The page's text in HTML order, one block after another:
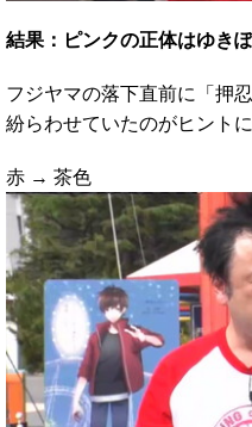
結果：ピンクの正体はゆき
フジヤマの落下直前に「押
紛らわせていたのがヒントに
赤 → 茶色